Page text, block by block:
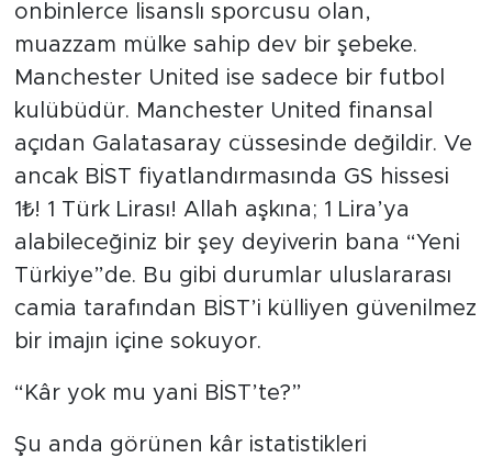
onbinlerce lisanslı sporcusu olan,
muazzam mülke sahip dev bir şebeke.
Manchester United ise sadece bir futbol
kulübüdür. Manchester United finansal
açıdan Galatasaray cüssesinde değildir. Ve
ancak BİST fiyatlandırmasında GS hissesi
1₺! 1 Türk Lirası! Allah aşkına; 1 Lira’ya
alabileceğiniz bir şey deyiverin bana “Yeni
Türkiye”de. Bu gibi durumlar uluslararası
camia tarafından BİST’i külliyen güvenilmez
bir imajın içine sokuyor.
“Kâr yok mu yani BİST’te?”
Şu anda görünen kâr istatistikleri